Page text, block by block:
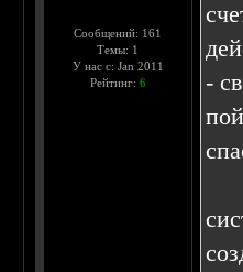
Сообщений: 161
Темы: 1
У нас с: Jan 2011
Рейтинг: 6
-